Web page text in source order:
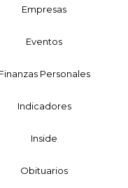
Empresas
Eventos
Finanzas Personales
Indicadores
Inside
Obituarios